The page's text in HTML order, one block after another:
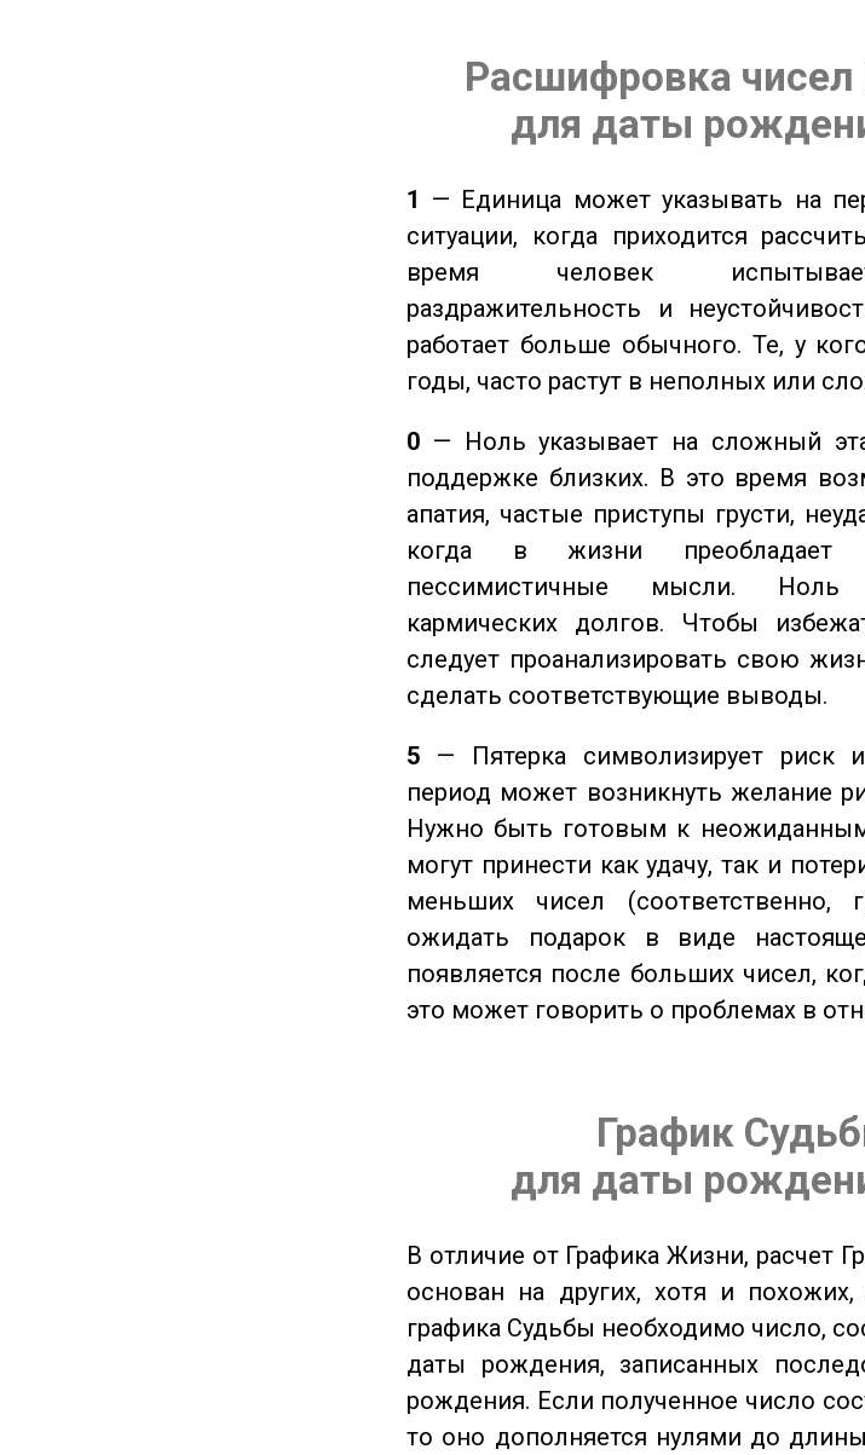
Расшифровка
для даты
1 — Единица может указывать на
ситуации, когда приходится
время человек испытывает
раздражительность и
работает больше обычного. Те, у
годы, часто растут в неполных или
0 — Ноль указывает на сложный
поддержке близких. В это время
апатия, частые приступы грусти,
когда в жизни преобладает
пессимистичные мысли. Ноль
кармических долгов. Чтобы
следует проанализировать свою
сделать соответствующие выводы.
5 — Пятерка символизирует риск
период может возникнуть желание
Нужно быть готовым к
могут принести как удачу, так и
меньших чисел
ожидать подарок в виде
появляется после больших чисел,
это может говорить о проблемах в
График
для даты
В отличие от Графика Жизни, расчет
основан на других, хотя и
графика Судьбы необходимо число,
даты рождения, записанных
рождения. Если полученное число
то оно дополняется нулями до